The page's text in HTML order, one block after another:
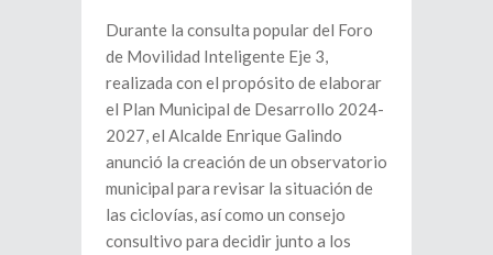
Durante la consulta popular del Foro
de Movilidad Inteligente Eje 3,
realizada con el propósito de elaborar
el Plan Municipal de Desarrollo 2024-
2027, el Alcalde Enrique Galindo
anunció la creación de un observatorio
municipal para revisar la situación de
las ciclovías, así como un consejo
consultivo para decidir junto a los